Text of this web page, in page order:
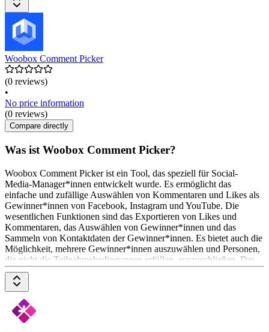
Woobox Comment Picker
(0 reviews)
•
No price information
(0 reviews)
Compare directly
Was ist Woobox Comment Picker?
Woobox Comment Picker ist ein Tool, das speziell für Social-
Media-Manager*innen entwickelt wurde. Es ermöglicht das
einfache und zufällige Auswählen von Kommentaren und Likes als
Gewinner*innen von Facebook, Instagram und YouTube. Die
wesentlichen Funktionen sind das Exportieren von Likes und
Kommentaren, das Auswählen von Gewinner*innen und das
Sammeln von Kontaktdaten der Gewinner*innen. Es bietet auch die
Möglichkeit, mehrere Gewinner*innen auszuwählen und Personen,
die nicht die Teilnahmebedingungen erfüllen, auszuschließen. Das
Pricing-Modell ist nicht explizit angegeben, es wird jedoch eine
kostenlose Anmeldung angeboten.